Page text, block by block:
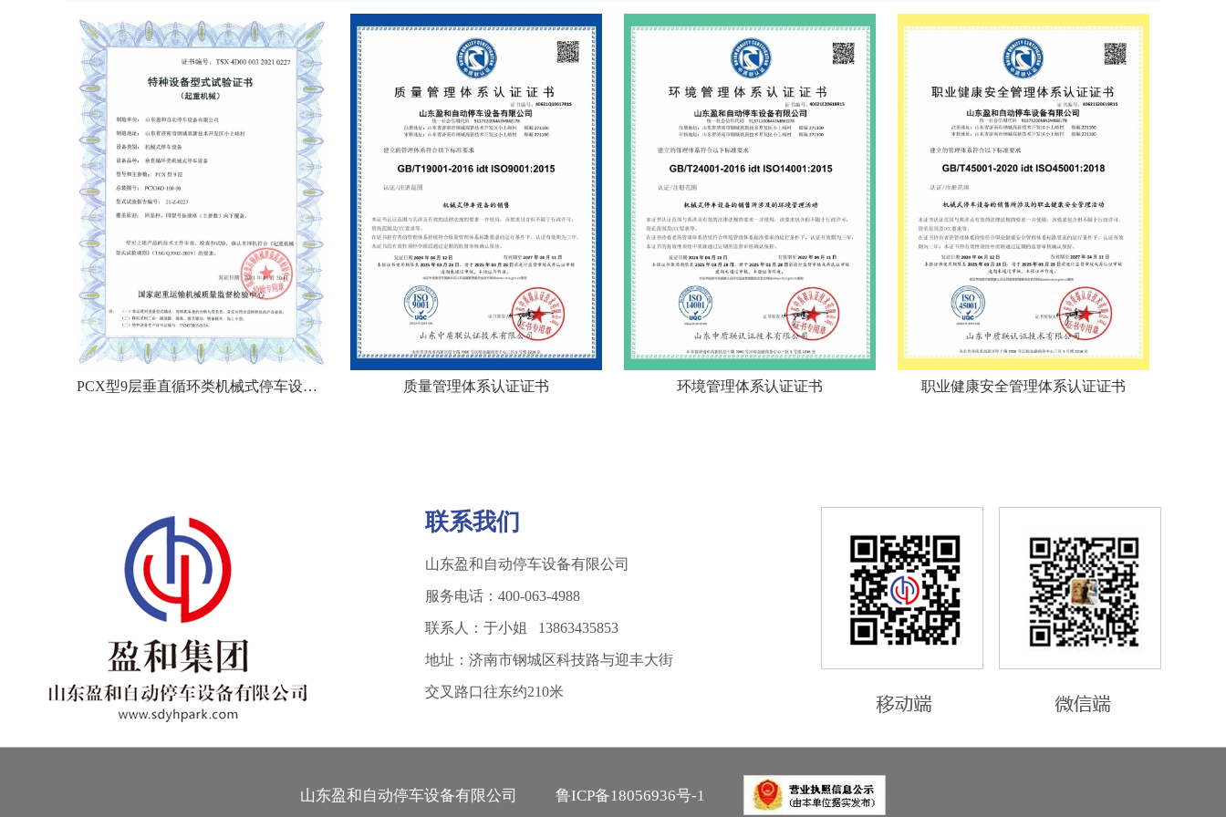
PCX型9层垂直循环类机械式停车设备型式试验证书 质量管理体系认证证书 环境管理体系认证证书 职业健康安全管理体系认证证书
联系我们
山东盈和自动停车设备有限公司
服务电话：400-063-4988
联系人：于小姐 13863435853
地址：济南市钢城区科技路与迎丰大街
交叉路口往东约210米
山东盈和自动停车设备有限公司 鲁ICP备18056936号-1